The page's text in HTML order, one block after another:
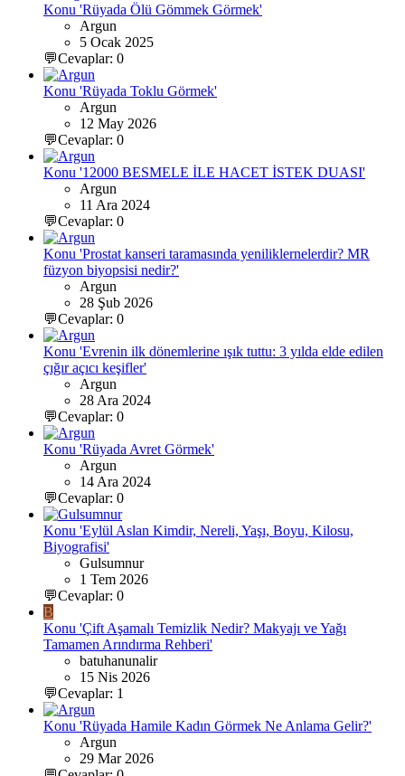
Konu 'Rüyada Ölü Gömmek Görmek'
Argun
5 Ocak 2025
💬Cevaplar: 0
Konu 'Rüyada Toklu Görmek'
Argun
12 May 2026
💬Cevaplar: 0
Konu '12000 BESMELE İLE HACET İSTEK DUASI'
Argun
11 Ara 2024
💬Cevaplar: 0
Konu 'Prostat kanseri taramasında yeniliklernelerdir? MR
füzyon biyopsisi nedir?'
Argun
28 Şub 2026
💬Cevaplar: 0
Konu 'Evrenin ilk dönemlerine ışık tuttu: 3 yılda elde edilen
çığır açıcı keşifler'
Argun
28 Ara 2024
💬Cevaplar: 0
Konu 'Rüyada Avret Görmek'
Argun
14 Ara 2024
💬Cevaplar: 0
Konu 'Eylül Aslan Kimdir, Nereli, Yaşı, Boyu, Kilosu,
Biyografisi'
Gulsumnur
1 Tem 2026
💬Cevaplar: 0
B
Konu 'Çift Aşamalı Temizlik Nedir? Makyajı ve Yağı
Tamamen Arındırma Rehberi'
batuhanunalir
15 Nis 2026
💬Cevaplar: 1
Konu 'Rüyada Hamile Kadın Görmek Ne Anlama Gelir?'
Argun
29 Mar 2026